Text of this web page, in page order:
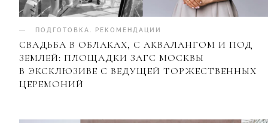
ПОДГОТОВКА РЕКОМЕНДАЦИИ
СВАДЬБА В ОБЛАКАХ, С АКВАЛАНГОМ И ПОД
ЗЕМЛЕЙ: ПЛОЩАДКИ ЗАГС МОСКВЫ
В ЭКСКЛЮЗИВЕ С ВЕДУЩЕЙ ТОРЖЕСТВЕННЫХ
ЦЕРЕМОНИЙ